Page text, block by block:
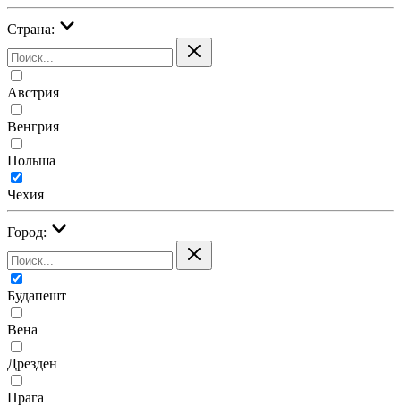
Страна:
Австрия
Венгрия
Польша
Чехия
Город:
Будапешт
Вена
Дрезден
Прага